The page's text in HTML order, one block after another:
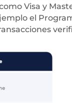
Visa y
el